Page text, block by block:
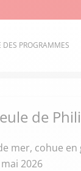
DES PROGRAMMES
de
mer, cohue en
2026